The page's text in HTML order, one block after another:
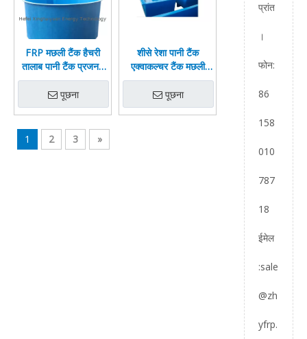
FRP मछली टैंक हैचरी
तालाब पानी टैंक प्रजनन
मछली टैंक
पूछना
शीसे रेशा पानी टैंक
एक्वाकल्चर टैंक मछली
तालाब
पूछना
1 2 3 »
प्रांत
।
फोन:
86
158
010
787
18
ईमेल
:sale
@zh
yfrp.